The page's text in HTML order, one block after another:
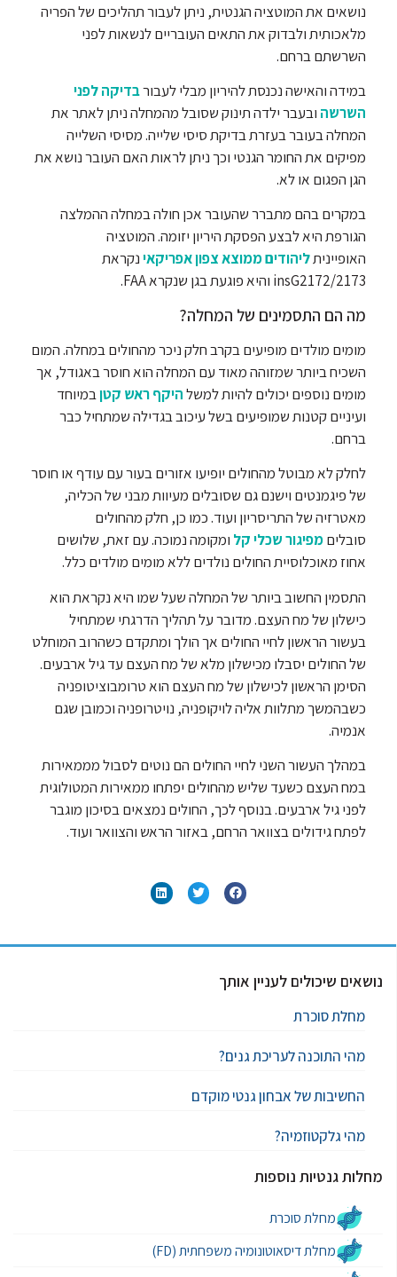
נושאים את המוטציה הגנטית, ניתן לעבור תהליכים של הפריה
מלאכותית ולבדוק את התאים העובריים לנשאות לפני
השרשתם ברחם.
במידה והאישה נכנסת להיריון מבלי לעבורבדיקה לפני
השרשה ובעבר ילדה תינוק שסובל מהמחלה ניתן לאתר את
המחלה בעובר בעזרת בדיקת סיסי שלייה. מסיסי השלייה
מפיקים את החומר הגנטי וכך ניתן לראות האם העובר נושא את
הגן הפגום או לא.
במקרים בהם מתברר שהעובר אכן חולה במחלה ההמלצה
הגורפת היא לבצע הפסקת היריון יזומה. המוטציה
האופייניתליהודים ממוצא צפון אפריקאינקראת
insG2172/2173 והיא פוגעת בגן שנקרא FAA.
מה הם התסמינים של המחלה?
מומים מולדים מופיעים בקרב חלק ניכר מהחולים במחלה. המום
השכיח ביותר שמזוהה מאוד עם המחלה הוא חוסר באגודל, אך
מומים נוספים יכולים להיות למשלהיקף ראש קטןבמיוחד
ועיניים קטנות שמופיעים בשל עיכוב בגדילה שמתחיל כבר
ברחם.
לחלק לא מבוטל מהחולים יופיעו אזורים בעור עם עודף או חוסר
של פיגמנטים וישנם גם שסובלים מעיוות מבני של הכליה,
מאטרזיה של התריסריון ועוד. כמו כן, חלק מהחולים
סובליםמפיגור שכלי קל ומקומה נמוכה. עם זאת, שלושים
אחוז מאוכלוסיית החולים נולדים ללא מומים מולדים כלל.
התסמין החשוב ביותר של המחלה שעל שמו היא נקראת הוא
כישלון של מח העצם. מדובר על תהליך הדרגתי שמתחיל
בעשור הראשון לחיי החולים אך הולך ומתקדם כשהרוב המוחלט
של החולים יסבלו מכישלון מלא של מח העצם עד גיל ארבעים.
הסימן הראשון לכישלון של מח העצם הוא טרומבוציטופניה
כשבהמשך מתלוות אליה לויקופניה, נויטרופניה וכמובן שגם
אנמיה.
במהלך העשור השני לחיי החולים הם נוטים לסבול מממאירות
במח העצם כשעד שליש מהחולים יפתחו ממאירות המטולוגית
לפני גיל ארבעים. בנוסף לכך, החולים נמצאים בסיכון מוגבר
לפתח גידולים בצוואר הרחם, באזור הראש והצוואר ועוד.
נושאים שיכולים לעניין אותך
מחלת סוכרת
מהי התוכנה לעריכת גנים?
החשיבות של אבחון גנטי מוקדם
מהי גלקטוזמיה?
מחלות גנטיות נוספות
מחלת סוכרת
מחלת דיסאוטונומיה משפחתית (FD)